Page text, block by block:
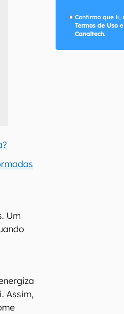
Um
Assim,
Confirmo que li,
Termos de Uso
Canaltech.